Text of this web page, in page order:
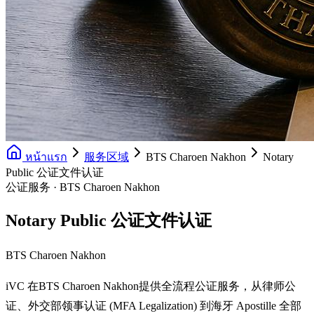
หน้าแรก 服务区域 BTS Charoen Nakhon
Notary
Public 公证文件认证
公证服务 · BTS Charoen Nakhon
Notary Public 公证文件认证
BTS Charoen Nakhon
iVC 在BTS Charoen Nakhon提供全流程公证服务，从律师公
证、外交部领事认证 (MFA Legalization) 到海牙 Apostille 全部